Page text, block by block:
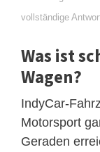
vollständige
Was ist
Wagen?
IndyCar-
Motorsport
Geraden